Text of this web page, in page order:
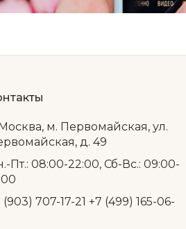
м. Первомайская, ул.
д. 49
Пт.: 08:00-22:00, Сб-Вс.: 09:00-
(903) 707-17-21 +7 (499) 165-06-